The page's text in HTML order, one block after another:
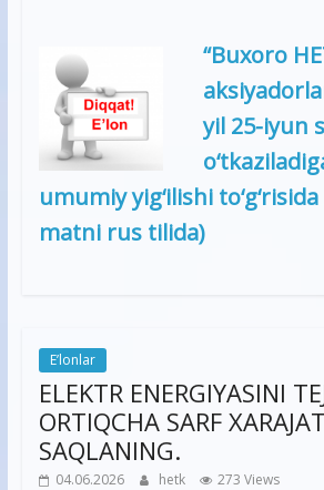
“Buxoro
yil 25-iyun
umumiy yig‘ilishi to‘g‘risida
matni rus tilida)
E’lonlar
ELEKTR ENERGIYASINI
ORTIQCHA SARF
SAQLANING.
04.06.2026 hetk 273 Views